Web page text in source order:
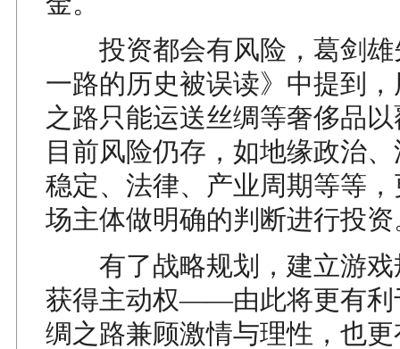
投资都会有风险，葛剑雄
一路的历史被误读》中提到
之路只能运送丝绸等奢侈品
目前风险仍存，如地缘政治
稳定、法律、产业周期等等
场主体做明确的判断进行投资
有了战略规划，建立游戏
获得主动权——由此将更有利
绸之路兼顾激情与理性，也